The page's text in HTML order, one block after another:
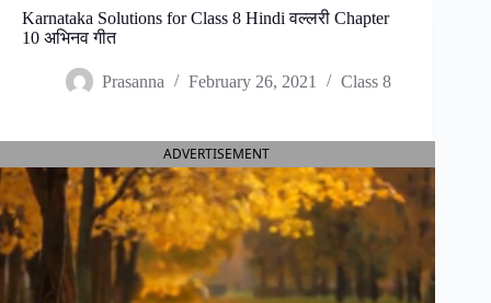
Karnataka Solutions for Class 8 Hindi वल्लरी Chapter
10 अभिनव गीत
Prasanna February 26, 2021 Class 8
ADVERTISEMENT